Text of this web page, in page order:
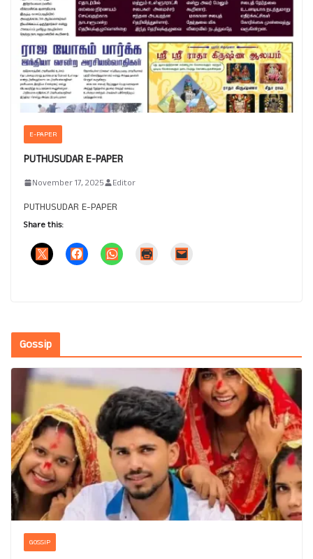
E-PAPER
PUTHUSUDAR E-PAPER
November 17, 2025 Editor
PUTHUSUDAR E-PAPER
Share this:
Gossip
GOSSIP